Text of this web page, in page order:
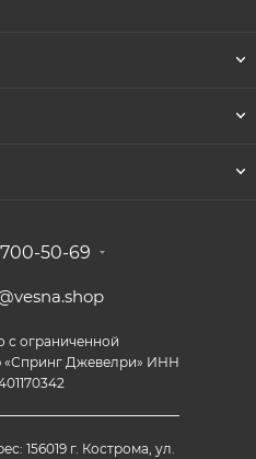
50-69
с ограниченной
«Спринг Джевелри» ИНН
156019 г. Кострома, ул.